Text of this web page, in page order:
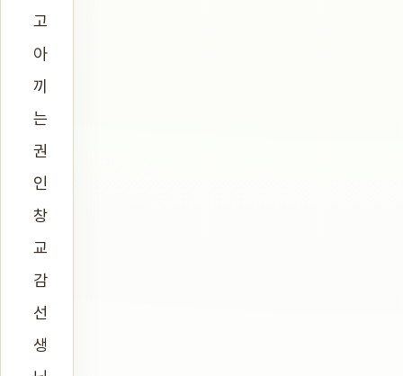
고
아
끼
는
권
인
창
교
감
선
생